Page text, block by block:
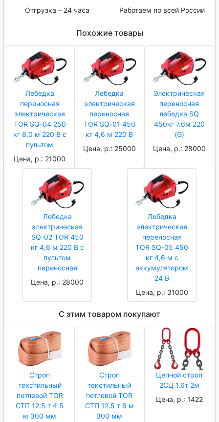
Отгрузка – 24 часа Работаем по всей России
Похожие товары
Лебедка
переносная
электрическая
TOR SQ-04 250
кг 8,0 м 220 В с
пультом
Цена, р.: 21000
Лебедка
электрическая
переносная
TOR SQ-01 450
кг 4,6 м 220 В
Цена, р.: 25000
Электрическая
переносная
лебедка SQ
450кг 7.6м 220
(G)
Цена, р.: 28000
Лебедка
электрическая
SQ-02 TOR 450
кг 4,6 м 220 В с
пультом
переносная
Цена, р.: 28000
Лебедка
электрическая
переносная
TOR SQ-05 450
кг 4,6 м с
аккумулятором
24 В
Цена, р.: 31000
С этим товаром покупают
Строп
текстильный
петлевой TOR
СТП 12.5 т 4.5
м 300 мм
Строп
текстильный
петлевой TOR
СТП 12.5 т 6 м
300 мм
Цепной строп
2СЦ 1.6т 2м
Цена, р.: 1422